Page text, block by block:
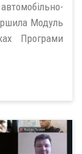
Модуль
Програми